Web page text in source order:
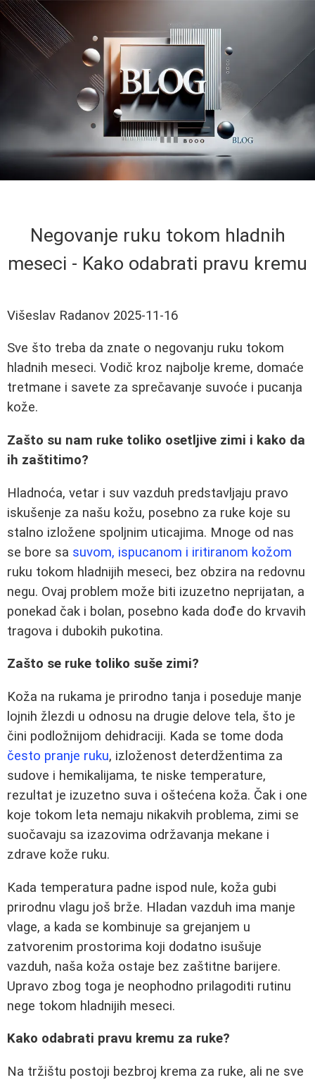
Negovanje ruku tokom hladnih
meseci - Kako odabrati pravu kremu
Višeslav Radanov 2025-11-16
Sve što treba da znate o negovanju ruku tokom
hladnih meseci. Vodič kroz najbolje kreme, domaće
tretmane i savete za sprečavanje suvoće i pucanja
kože.
Zašto su nam ruke toliko osetljive zimi i kako da
ih zaštitimo?
Hladnoća, vetar i suv vazduh predstavljaju pravo
iskušenje za našu kožu, posebno za ruke koje su
stalno izložene spoljnim uticajima. Mnoge od nas
se bore sa suvom, ispucanom i iritiranom kožom
ruku tokom hladnijih meseci, bez obzira na redovnu
negu. Ovaj problem može biti izuzetno neprijatan, a
ponekad čak i bolan, posebno kada dođe do krvavih
tragova i dubokih pukotina.
Zašto se ruke toliko suše zimi?
Koža na rukama je prirodno tanja i poseduje manje
lojnih žlezdi u odnosu na drugie delove tela, što je
čini podložnijom dehidraciji. Kada se tome doda
često pranje ruku, izloženost deterdžentima za
sudove i hemikalijama, te niske temperature,
rezultat je izuzetno suva i oštećena koža. Čak i one
koje tokom leta nemaju nikakvih problema, zimi se
suočavaju sa izazovima održavanja mekane i
zdrave kože ruku.
Kada temperatura padne ispod nule, koža gubi
prirodnu vlagu još brže. Hladan vazduh ima manje
vlage, a kada se kombinuje sa grejanjem u
zatvorenim prostorima koji dodatno isušuje
vazduh, naša koža ostaje bez zaštitne barijere.
Upravo zbog toga je neophodno prilagoditi rutinu
nege tokom hladnijih meseci.
Kako odabrati pravu kremu za ruke?
Na tržištu postoji bezbroj krema za ruke, ali ne sve